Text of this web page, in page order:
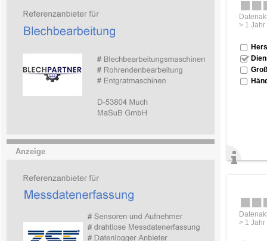
Anzeige
> 1 Jahr
> 1 Jahr